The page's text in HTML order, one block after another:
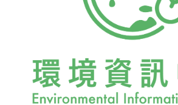
家長擔心孩子不適應，還專程到校陪
師帶著學童認識「新學校」，大多數
但覺得「學校變舊了」、「之前的學
校比較好」。